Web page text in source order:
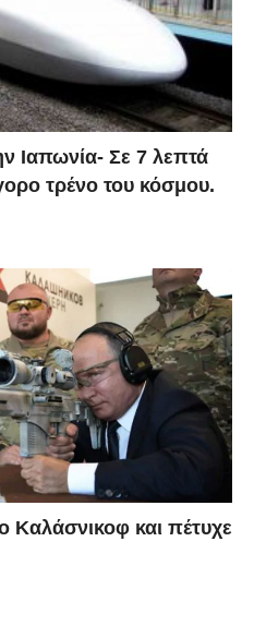
Ιαπωνία- Σε 7 λεπτά
τρένο του κόσμου.
Καλάσνικοφ και πέτυχε